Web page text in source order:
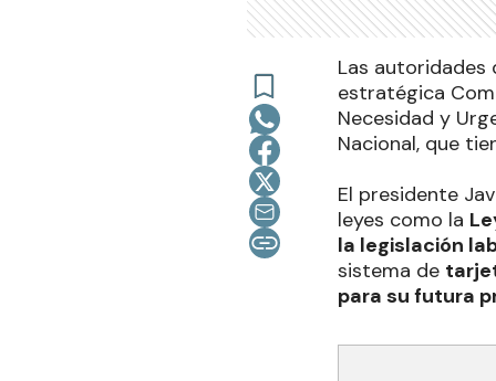
Las autoridades
estratégica
Necesidad y
Nacional, que
El presidente
leyes como la
la legislación
sistema de
para su futura